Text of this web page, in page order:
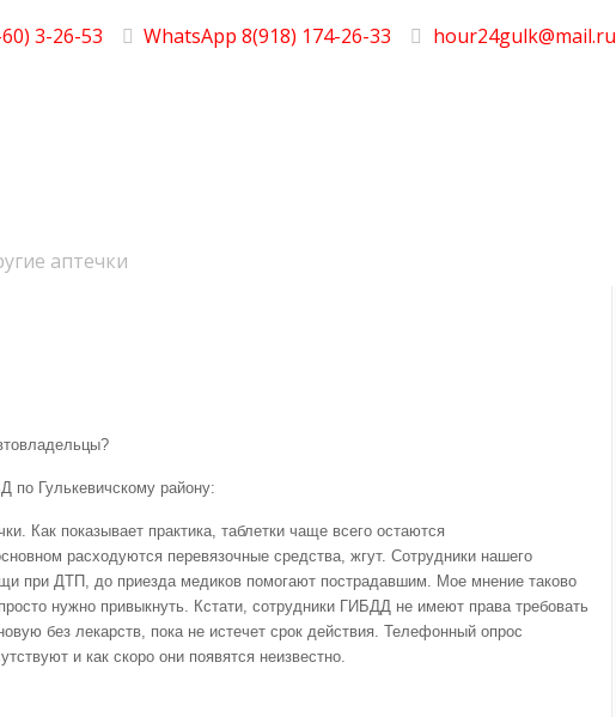
3-26-53 WhatsApp 8(918) 174-26-33 hour24gulk@mail.ru
аптечки
Гулькевичскому району:
Как показывает практика, таблетки чаще всего остаются
расходуются перевязочные средства, жгут. Сотрудники нашего
при ДТП, до приезда медиков помогают пострадавшим. Мое мнение таково
нужно привыкнуть. Кстати, сотрудники ГИБДД не имеют права требовать
без лекарств, пока не истечет срок действия. Телефонный опрос
и как скоро они появятся неизвестно.